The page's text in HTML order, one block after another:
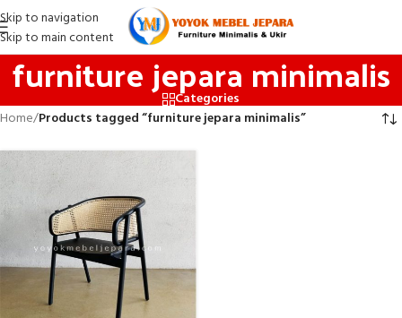
Skip to navigation
Skip to main content
furniture jepara minimalis
Categories
Home/Products tagged “furniture jepara minimalis”